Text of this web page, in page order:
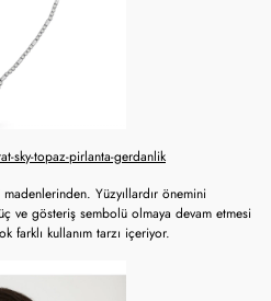
sky-topaz-pirlanta-gerdanlik
Yüzyıllardır önemini
ve gösteriş sembolü olmaya devam etmesi
farklı kullanım tarzı içeriyor.